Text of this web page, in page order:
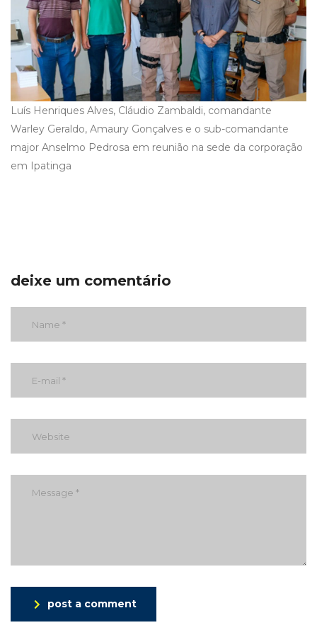
Luís Henriques Alves, Cláudio Zambaldi, comandante
Warley Geraldo, Amaury Gonçalves e o sub-comandante
major Anselmo Pedrosa em reunião na sede da corporação
em Ipatinga
deixe um comentário
post a comment